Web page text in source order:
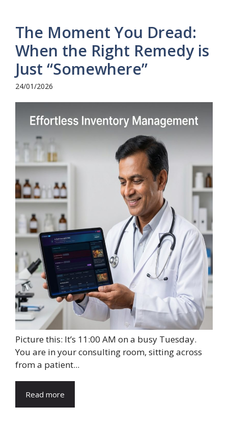
The Moment You Dread:
When the Right Remedy is
Just “Somewhere”
24/01/2026
Picture this: It’s 11:00 AM on a busy Tuesday.
You are in your consulting room, sitting across
from a patient...
Read more